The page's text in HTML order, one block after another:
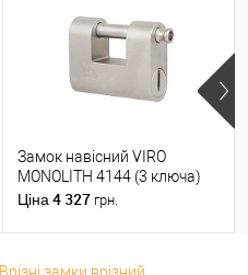
Замок навісний VIRO
MONOLITH 4144 (3 ключа)
Ціна 4 327 грн.